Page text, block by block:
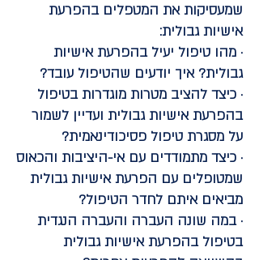
שמעסיקות את המטפלים בהפרעת
אישיות גבולית:
· מהו טיפול יעיל בהפרעת אישיות
גבולית? איך יודעים שהטיפול עובד?
· כיצד להציב מטרות מוגדרות בטיפול
בהפרעת אישיות גבולית ועדיין לשמור
על מסגרת טיפול פסיכודינאמית?
· כיצד מתמודדים עם אי-היציבות והכאוס
שמטופלים עם הפרעת אישיות גבולית
מביאים איתם לחדר הטיפול?
· במה שונה העברה והעברה הנגדית
בטיפול בהפרעת אישיות גבולית